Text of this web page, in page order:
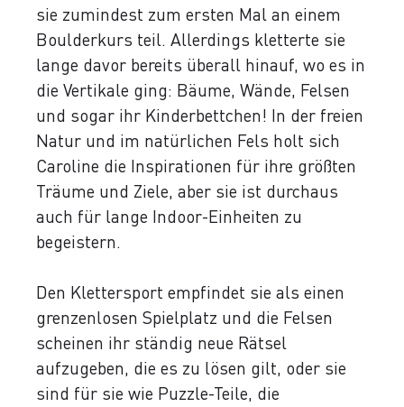
sie zumindest zum ersten Mal an einem
Boulderkurs teil. Allerdings kletterte sie
lange davor bereits überall hinauf, wo es in
die Vertikale ging: Bäume, Wände, Felsen
und sogar ihr Kinderbettchen! In der freien
Natur und im natürlichen Fels holt sich
Caroline die Inspirationen für ihre größten
Träume und Ziele, aber sie ist durchaus
auch für lange Indoor-Einheiten zu
begeistern.
Den Klettersport empfindet sie als einen
grenzenlosen Spielplatz und die Felsen
scheinen ihr ständig neue Rätsel
aufzugeben, die es zu lösen gilt, oder sie
sind für sie wie Puzzle-Teile, die